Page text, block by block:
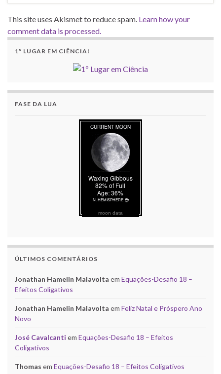
This site uses Akismet to reduce spam. Learn how your
comment data is processed.
1º LUGAR EM CIÊNCIA!
FASE DA LUA
moon data
ÚLTIMOS COMENTÁRIOS
Jonathan Hamelin Malavolta em Equações-Desafio 18 –
Efeitos Coligativos
Jonathan Hamelin Malavolta em Feliz Natal e Próspero Ano
Novo
José Cavalcanti em Equações-Desafio 18 – Efeitos
Coligativos
Thomas em Equações-Desafio 18 – Efeitos Coligativos